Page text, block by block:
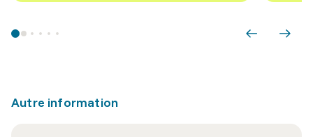
Autre information